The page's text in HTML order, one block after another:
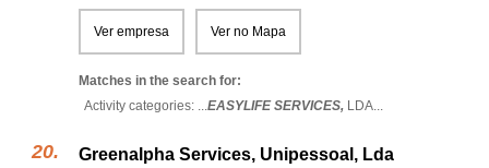
Ver empresa Ver no Mapa
Matches in the search for:
Activity categories: ...EASYLIFE SERVICES, LDA...
Greenalpha Services, Unipessoal, Lda